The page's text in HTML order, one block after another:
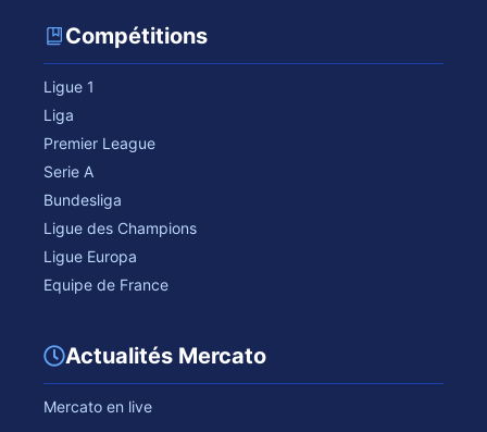
Compétitions
Ligue 1
Liga
Premier League
Serie A
Bundesliga
Ligue des Champions
Ligue Europa
Equipe de France
Actualités Mercato
Mercato en live